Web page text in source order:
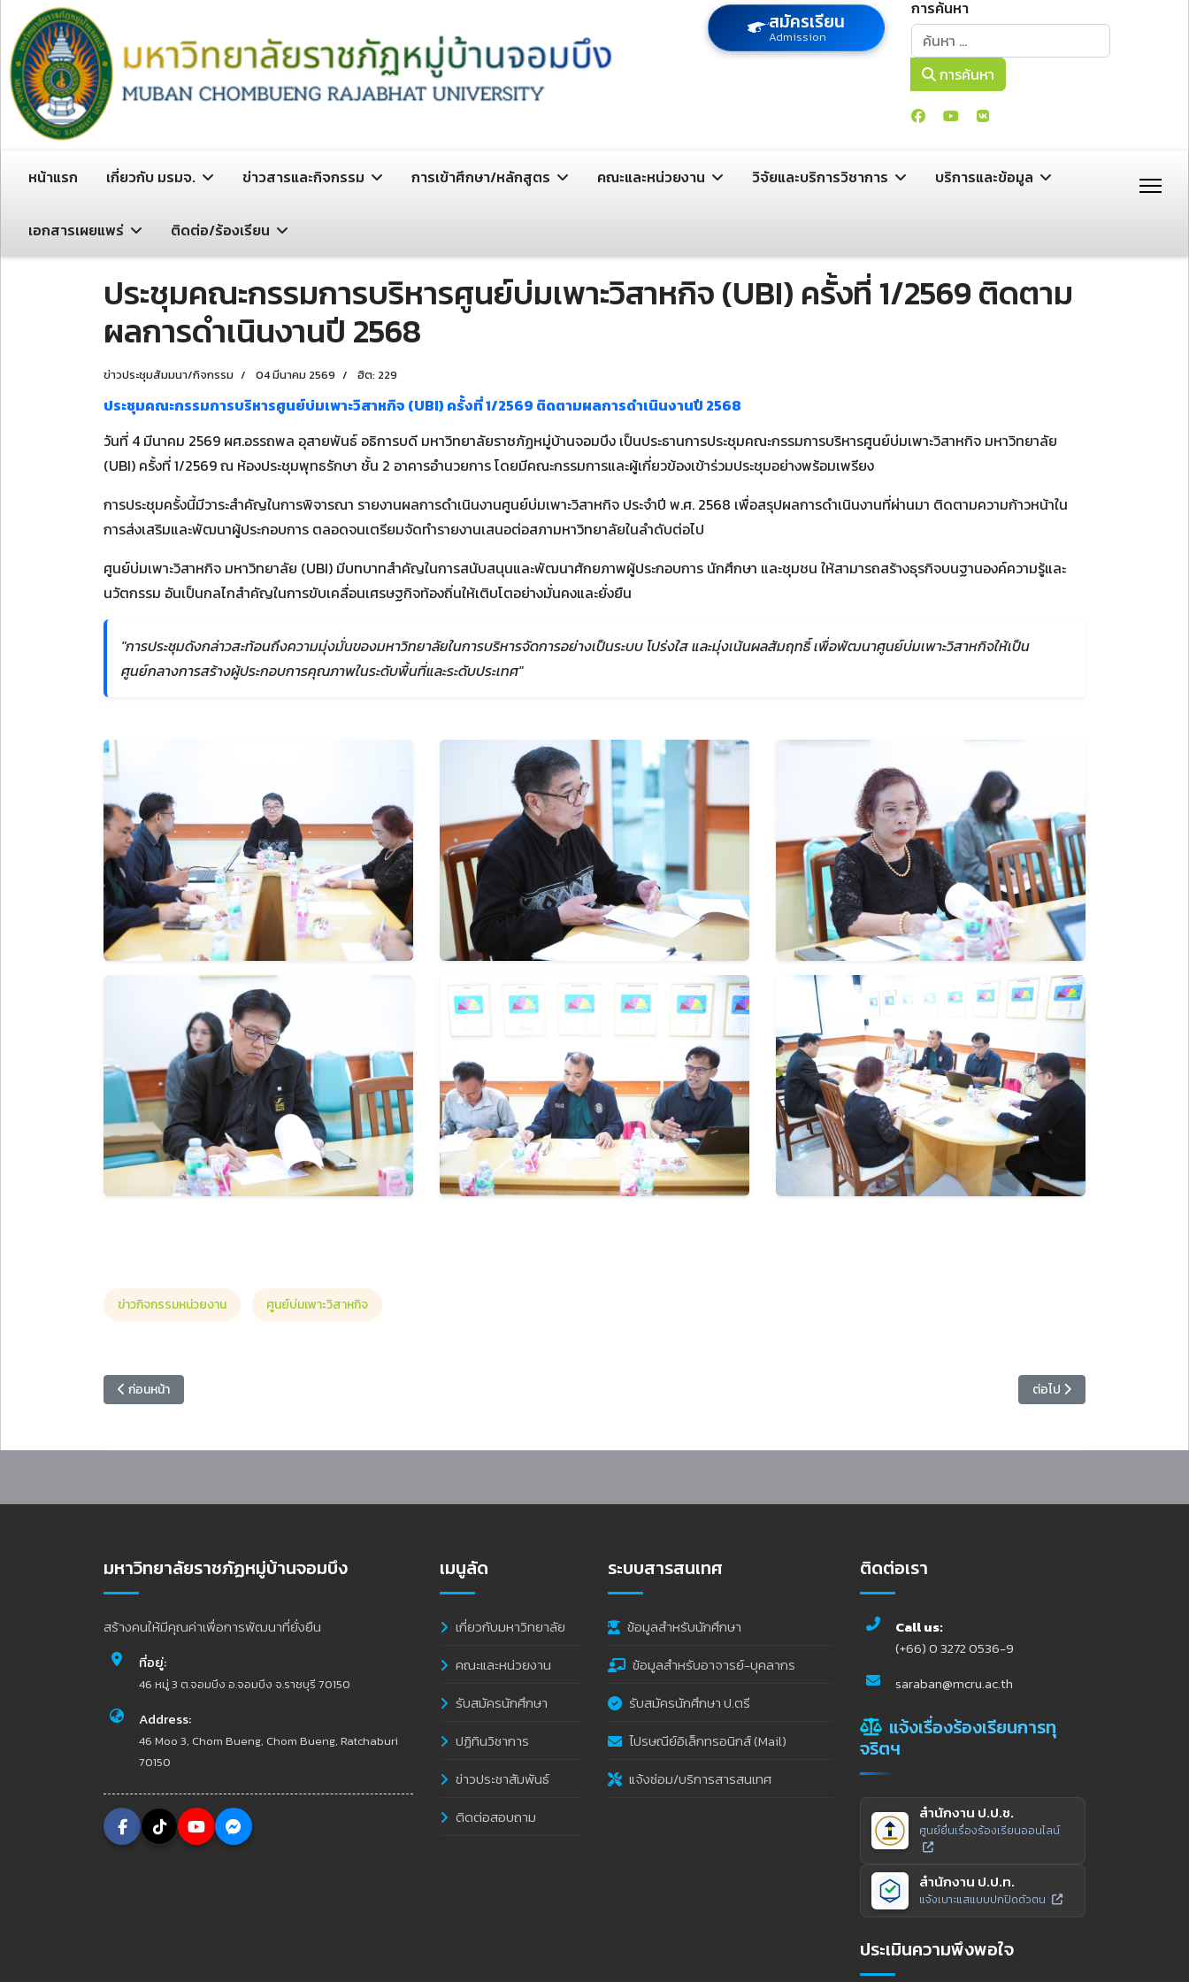
สมัครเรียน
Admission
การค้นหา
การค้นหา
การค้นหา
หน้าแรก เกี่ยวกับ มรมจ. ข่าวสารและกิจกรรม การเข้าศึกษา/หลักสูตร คณะและหน่วยงาน วิจัยและบริการวิชาการ บริการและข้อมูล
เอกสารเผยแพร่ ติดต่อ/ร้องเรียน
ประชุมคณะกรรมการบริหารศูนย์บ่มเพาะวิสาหกิจ (UBI) ครั้งที่ 1/2569 ติดตาม
ผลการดำเนินงานปี 2568
ข่าวประชุมสัมมนา/กิจกรรม 04 มีนาคม 2569 ฮิต: 229
ประชุมคณะกรรมการบริหารศูนย์บ่มเพาะวิสาหกิจ (UBI) ครั้งที่ 1/2569 ติดตามผลการดำเนินงานปี 2568
วันที่ 4 มีนาคม 2569 ผศ.อรรถพล อุสายพันธ์ อธิการบดี มหาวิทยาลัยราชภัฏหมู่บ้านจอมบึง เป็นประธานการประชุมคณะกรรมการบริหารศูนย์บ่มเพาะวิสาหกิจ มหาวิทยาลัย
(UBI) ครั้งที่ 1/2569 ณ ห้องประชุมพุทธรักษา ชั้น 2 อาคารอำนวยการ โดยมีคณะกรรมการและผู้เกี่ยวข้องเข้าร่วมประชุมอย่างพร้อมเพรียง
การประชุมครั้งนี้มีวาระสำคัญในการพิจารณา รายงานผลการดำเนินงานศูนย์บ่มเพาะวิสาหกิจ ประจำปี พ.ศ. 2568 เพื่อสรุปผลการดำเนินงานที่ผ่านมา ติดตามความก้าวหน้าใน
การส่งเสริมและพัฒนาผู้ประกอบการ ตลอดจนเตรียมจัดทำรายงานเสนอต่อสภามหาวิทยาลัยในลำดับต่อไป
ศูนย์บ่มเพาะวิสาหกิจ มหาวิทยาลัย (UBI) มีบทบาทสำคัญในการสนับสนุนและพัฒนาศักยภาพผู้ประกอบการ นักศึกษา และชุมชน ให้สามารถสร้างธุรกิจบนฐานองค์ความรู้และ
นวัตกรรม อันเป็นกลไกสำคัญในการขับเคลื่อนเศรษฐกิจท้องถิ่นให้เติบโตอย่างมั่นคงและยั่งยืน
"การประชุมดังกล่าวสะท้อนถึงความมุ่งมั่นของมหาวิทยาลัยในการบริหารจัดการอย่างเป็นระบบ โปร่งใส และมุ่งเน้นผลสัมฤทธิ์ เพื่อพัฒนาศูนย์บ่มเพาะวิสาหกิจให้เป็น
ศูนย์กลางการสร้างผู้ประกอบการคุณภาพในระดับพื้นที่และระดับประเทศ"
ข่าวกิจกรรมหน่วยงาน ศูนย์บ่มเพาะวิสาหกิจ
เนื้อหาก่อนหน้า: มหาวิทยาลัยราชภัฏหมู่บ้านจอมบึง ต้อนรับคณะอาจารย์และนักศึกษาจากฟิลิปปินส์ แลกเปลี่ยนเรียนรู้ทางวิชาการและวัฒนธรรม
ก่อนหน้า เนื้อหาถัดไป: มหาวิทยาลัยรา
ต่อไป
มหาวิทยาลัยราชภัฏหมู่บ้านจอมบึง
สร้างคนให้มีคุณค่าเพื่อการพัฒนาที่ยั่งยืน
ที่อยู่:
46 หมู่ 3 ต.จอมบึง อ.จอมบึง จ.ราชบุรี 70150
Address:
46 Moo 3, Chom Bueng, Chom Bueng, Ratchaburi
70150
เมนูลัด
เกี่ยวกับมหาวิทยาลัย
คณะและหน่วยงาน
รับสมัครนักศึกษา
ปฏิทินวิชาการ
ข่าวประชาสัมพันธ์
ติดต่อสอบถาม
ระบบสารสนเทศ
ข้อมูลสำหรับนักศึกษา
ข้อมูลสำหรับอาจารย์-บุคลากร
รับสมัครนักศึกษา ป.ตรี
ไปรษณีย์อิเล็กทรอนิกส์ (Mail)
แจ้งซ่อม/บริการสารสนเทศ
ติดต่อเรา
Call us:
(+66) 0 3272 0536-9
saraban@mcru.ac.th
แจ้งเรื่องร้องเรียนการทุ
จริตฯ
สำนักงาน ป.ป.ช.
ศูนย์ยื่นเรื่องร้องเรียนออนไลน์
สำนักงาน ป.ป.ท.
แจ้งเบาะแสแบบปกปิดตัวตน
ประเมินความพึงพอใจ